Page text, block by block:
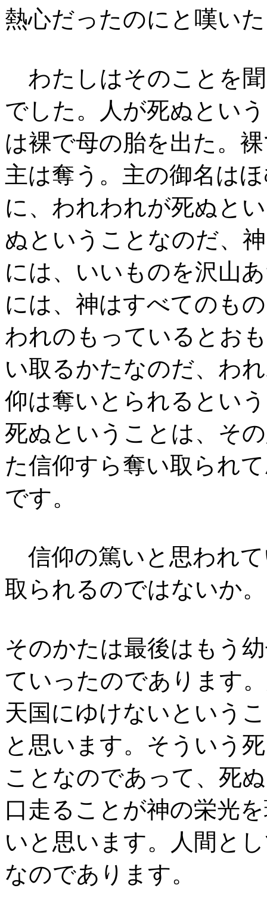
熱心だったのにと嘆い
わたしはそのことを
でした。人が死ぬとい
は裸で母の胎を出た。
主は奪う。主の御名は
に、われわれが死ぬと
ぬということなのだ、
には、いいものを沢山
には、神はすべてのも
われのもっているとお
い取るかたなのだ、わ
仰は奪いとられるとい
死ぬということは、そ
た信仰すら奪い取られ
です。
信仰の篤いと思われ
取られるのではないか。
そのかたは最後はもう
ていったのであります
天国にゆけないという
と思います。そういう
ことなのであって、死
口走ることが神の栄光
いと思います。人間と
なのであります。